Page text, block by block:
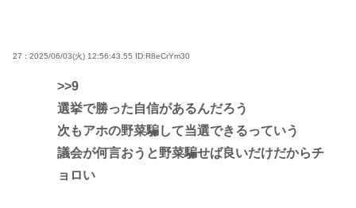
27 : 2025/06/03(火) 12:56:43.55 ID:R8eCrYm30
>>9
選挙で勝った自信があるんだろう
次もアホの野菜騙して当選できるっていう
議会が何言おうと野菜騙せば良いだけだからチ
ョロい